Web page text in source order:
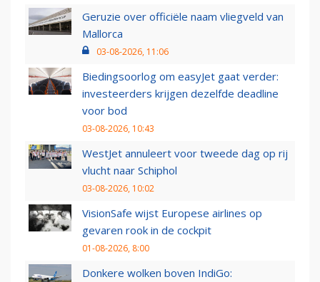
Geruzie over officiële naam vliegveld van
Mallorca
03-08-2026, 11:06
Biedingsoorlog om easyJet gaat verder:
investeerders krijgen dezelfde deadline
voor bod
03-08-2026, 10:43
WestJet annuleert voor tweede dag op rij
vlucht naar Schiphol
03-08-2026, 10:02
VisionSafe wijst Europese airlines op
gevaren rook in de cockpit
01-08-2026, 8:00
Donkere wolken boven IndiGo: